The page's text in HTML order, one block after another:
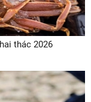
thác 2026